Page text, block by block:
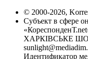
© 2000-2026,
Субъект в сфере
ХАРКІВСЬКЕ
Идентификатор